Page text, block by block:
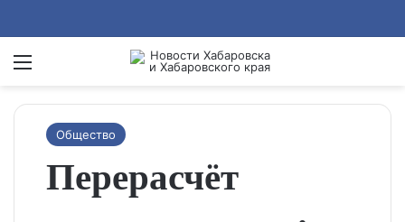
Menu
Общество
Перерасчёт